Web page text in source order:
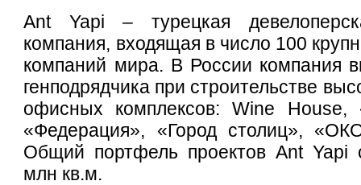
Ant Yapi – турецкая
компания, входящая в число 100
компаний мира. В России компания
генподрядчика при строительстве
офисных комплексов: Wine House,
«Федерация», «Город столиц»,
Общий портфель проектов Ant Yapi
млн кв.м.